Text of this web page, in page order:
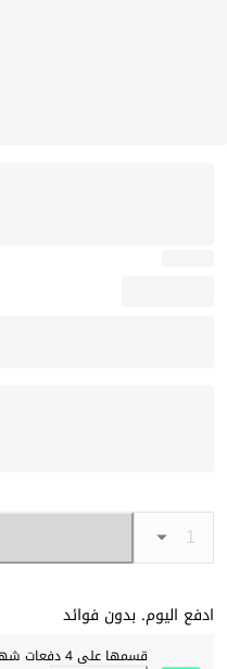
ادفع اليوم. بدون فوائد
قسمها على 4 دفعات شهرية بقيمة